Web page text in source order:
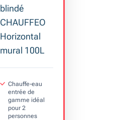
blindé
CHAUFFEO
Horizontal
mural 100L
Chauffe-eau
entrée de
gamme idéal
pour 2
personnes